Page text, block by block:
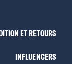
ET RETOURS
INFLUENCERS